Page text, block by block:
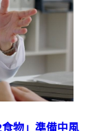
物」準備中風